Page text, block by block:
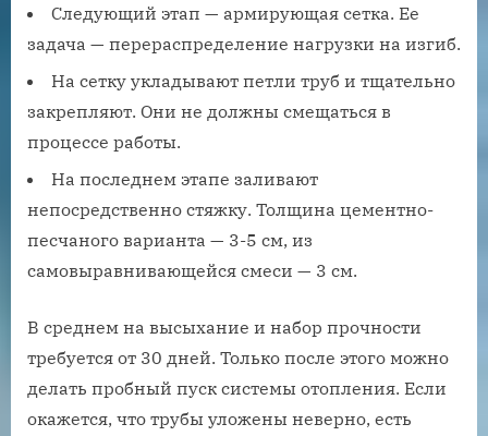
Следующий этап — армирующая сетка. Ее
задача — перераспределение нагрузки на изгиб.
На сетку укладывают петли труб и тщательно
закрепляют. Они не должны смещаться в
процессе работы.
На последнем этапе заливают
непосредственно стяжку. Толщина цементно-
песчаного варианта — 3-5 см, из
самовыравнивающейся смеси — 3 см.
В среднем на высыхание и набор прочности
требуется от 30 дней. Только после этого можно
делать пробный пуск системы отопления. Если
окажется, что трубы уложены неверно, есть